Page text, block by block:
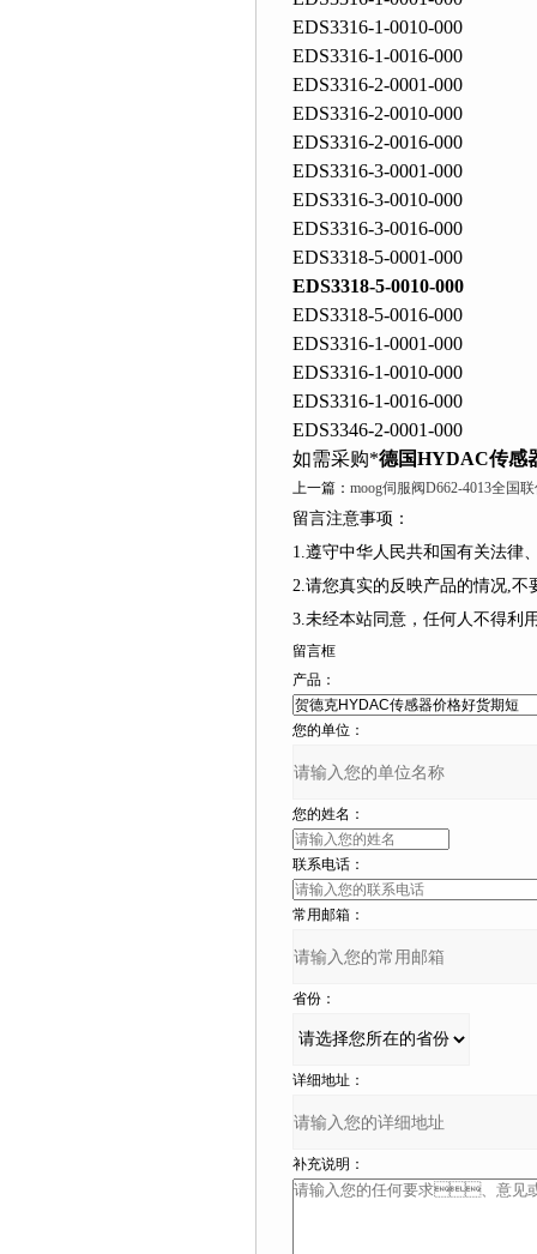
EDS3316-1-0010-000
EDS3316-1-0016-000
EDS3316-2-0001-000
EDS3316-2-0010-000
EDS3316-2-0016-000
EDS3316-3-0001-000
EDS3316-3-0010-000
EDS3316-3-0016-000
EDS3318-5-0001-000
EDS3318-5-0010-000
EDS3318-5-0016-000
EDS3316-1-0001-000
EDS3316-1-0010-000
EDS3316-1-0016-000
EDS3346-2-0001-000
如需采购*德国HYDAC传感
上一篇： moog伺服阀D662-4013全国
留言注意事项：
1.遵守中华人民共和国有关法律
2.请您真实的反映产品的情况,不要
3.未经本站同意，任何人不得利
留言框
产品：
您的单位：
您的姓名：
联系电话：
常用邮箱：
省份：
详细地址：
补充说明：